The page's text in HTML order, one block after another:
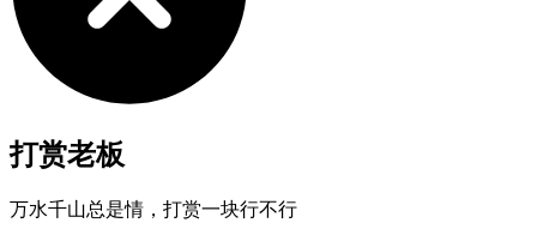
打赏老板
万水千山总是情，打赏一块行不行